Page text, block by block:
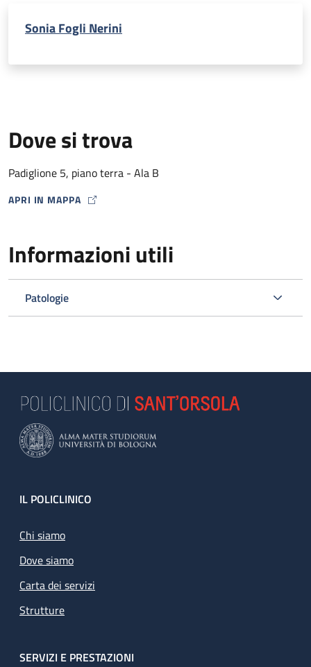
Sonia Fogli Nerini
Dove si trova
Padiglione 5, piano terra - Ala B
APRI IN MAPPA
MAP ICON
Informazioni utili
Patologie
Footer
IL POLICLINICO
Chi siamo
Dove siamo
Carta dei servizi
Strutture
SERVIZI E PRESTAZIONI